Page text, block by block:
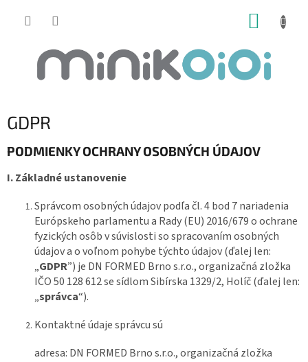
GDPR
PODMIENKY OCHRANY OSOBNÝCH ÚDAJOV
I. Základné ustanovenie
Správcom osobných údajov podľa čl. 4 bod 7 nariadenia
Európskeho parlamentu a Rady (EU) 2016/679 o ochrane
fyzických osôb v súvislosti so spracovaním osobných
údajov a o voľnom pohybe týchto údajov (ďalej len:
„GDPR”) je DN FORMED Brno s.r.o., organizačná zložka
IČO 50 128 612 se sídlom Sibírska 1329/2, Holíč (ďalej len:
„správca“).
Kontaktné údaje správcu sú
adresa: DN FORMED Brno s.r.o., organizačná zložka